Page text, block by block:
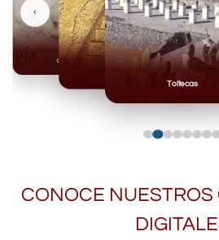
Toltecas
Olmecas
‹
CONOCE